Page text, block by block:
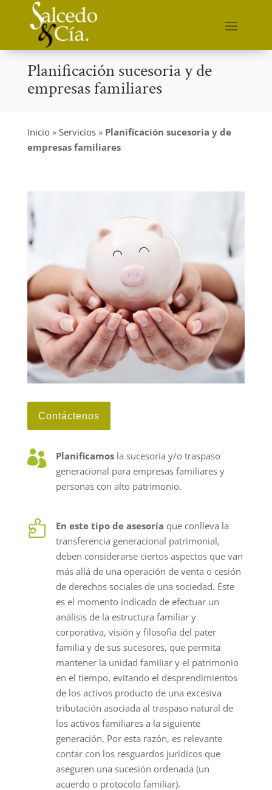
Planificación sucesoria y de
empresas familiares
Inicio» Servicios» Planificación sucesoria y de
empresas familiares
Contáctenos
 Planificamosla sucesoria y/o traspaso
generacional para empresas familiares y
personas con alto patrimonio.
 En este tipo de asesoría que conlleva la
transferencia generacional patrimonial,
deben considerarse ciertos aspectos que van
más allá de una operación de venta o cesión
de derechos sociales de una sociedad. Éste
es el momento indicado de efectuar un
análisis de la estructura familiar y
corporativa, visión y filosofía del pater
familia y de sus sucesores, que permita
mantener la unidad familiar y el patrimonio
en el tiempo, evitando el desprendimientos
de los activos producto de una excesiva
tributación asociada al traspaso natural de
los activos familiares a la siguiente
generación. Por esta razón, es relevante
contar con los resguardos jurídicos que
aseguren una sucesión ordenada (un
acuerdo o protocolo familiar).